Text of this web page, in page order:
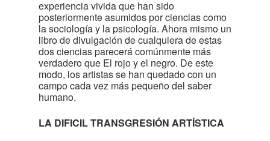
experiencia vivida que han sido
posteriormente asumidos por ciencias como
la sociología y la psicología. Ahora mismo un
libro de divulgación de cualquiera de estas
dos ciencias parecerá comúnmente más
verdadero que El rojo y el negro. De este
modo, los artistas se han quedado con un
campo cada vez más pequeño del saber
humano.
LA DIFICIL TRANSGRESIÓN ARTÍSTICA